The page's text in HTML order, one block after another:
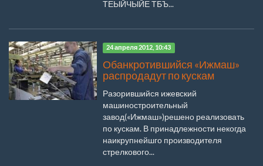
ТЕЫЙЧЫЙЕ ТБЪ...
24 апреля 2012, 10:43
Обанкротившийся «Ижмаш»
распродадут по кускам
Разорившийся ижевский
машиностроительный
завод(«Ижмаш»)решено реализовать
по кускам. В принадлежности некогда
наикрупнейшго производителя
стрелкового...